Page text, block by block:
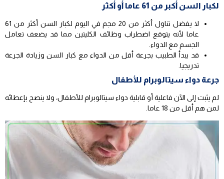
لكبار السن أكبر من 61 عاما أو أكثر
لا يفضل تناول أكثر من 20 مجم في اليوم لكبار السن أكثر من 61
عاما لأنه يتوقع اضطراب وظائف الكليتين مما قد يضعف تعامل
الجسم مع الدواء.
قد يبدأ الطبيب بجرعة أقل من الدواء مع كبار السن وزيادة الجرعة
تدريجيا.
جرعة دواء سيتالوبرام للأطفال
لم يثبت إلى الآن فاعلية أو قابلية دواء سيتالوبرام للأطفال، ولا ينصح بإعطائه
لمن هم أقل من 18 عاما.